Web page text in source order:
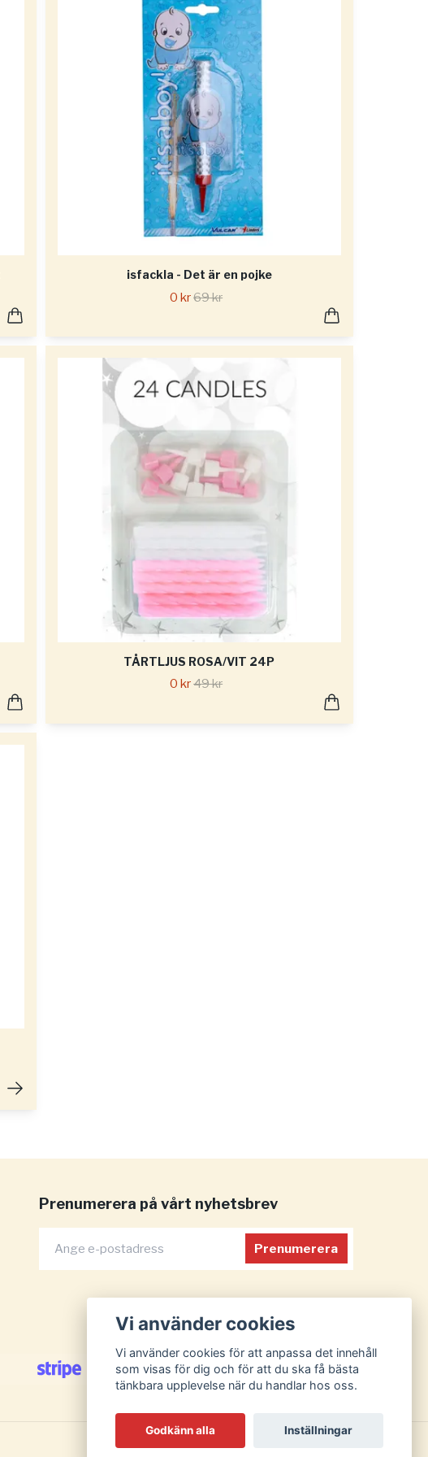
isfackla - Det är en pojke
0 kr69 kr
TÅRTLJUS ROSA/VIT 24P
0 kr49 kr
Prenumerera på vårt nyhetsbrev
Prenumerera
Vi använder cookies
Vi använder cookies för att anpassa det innehåll
som visas för dig och för att du ska få bästa
tänkbara upplevelse när du handlar hos oss.
Godkänn alla Inställningar